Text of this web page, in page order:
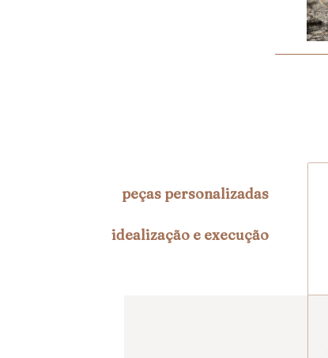
peças personalizadas
idealização e execução